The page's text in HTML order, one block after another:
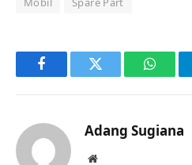
FacebookTwitter
Adang Sugiana
Website